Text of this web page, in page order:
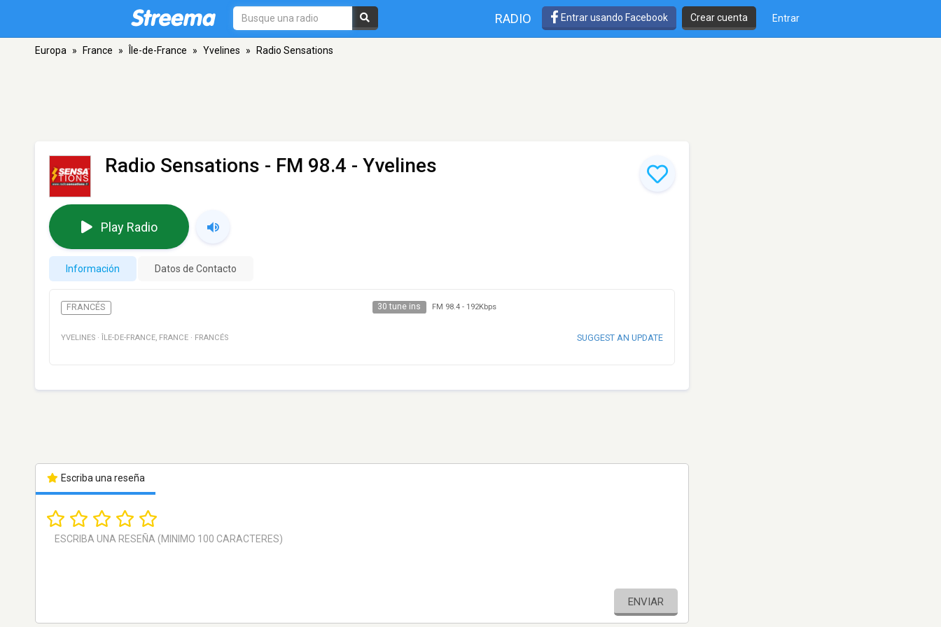
RADIO Entrar usando Facebook Crear cuenta Entrar
Europa » France » Île-de-France » Yvelines » Radio Sensations
Radio Sensations - FM 98.4 - Yvelines
Play Radio
Información Datos de Contacto
FRANCÉS 30 tune ins FM 98.4- 192Kbps
YVELINES · ÎLE-DE-FRANCE, FRANCE · FRANCÉS SUGGEST AN UPDATE
Escriba una reseña
ENVIAR